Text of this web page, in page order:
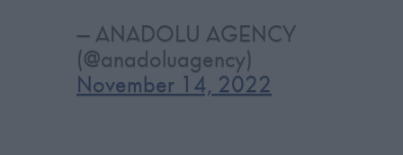
— ANADOLU AGENCY
(@anadoluagency)
November 14, 2022